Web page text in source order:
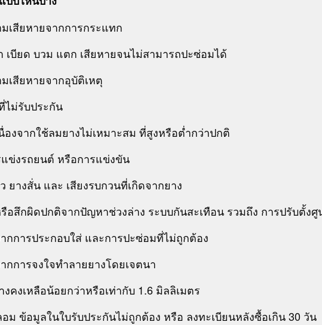
เสียหายจากการกระแทก
เบียด บวม แตก เสียหายจนไม่สามารถปะซ่อมได้
เสียหายจากอุบัติเหตุ
ไม่รับประกัน
องจากใช้ลมยางไม่เหมาะสม ที่สูงหรือต่ำกว่าปกติ
ข่งรถยนต์ หรือการแข่งขัน
ยางสั่น และ เสียงรบกวนที่เกิดจากยาง
อสึกผิดปกติจากปัญหาช่วงล่าง ระบบกันสะเทือน รวมถึง การปรับตั้ง
กการประกอบใส่ และการปะซ่อมที่ไม่ถูกต้อง
กการจงใจทำลายยางโดยเจตนา
คงเหลือน้อยกว่าหรือเท่ากับ 1.6 มิลลิเมตร
ม ข้อมูลในใบรับประกันไม่ถูกต้อง หรือ ลงทะเบียนหลังซื้อเกิน 30 วัน